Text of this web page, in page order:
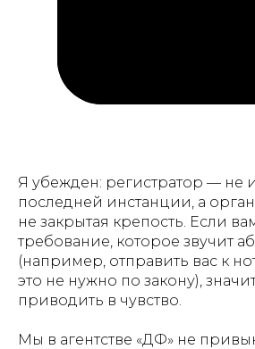
Я убежден: регистратор — не
последней инстанции, а
не закрытая крепость. Если
требование, которое звучит
(например, отправить вас к
это не нужно по закону),
приводить в чувство.
Мы в агентстве «ДФ» не